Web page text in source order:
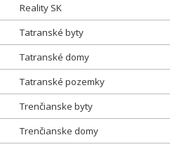
Reality SK
Tatranské byty
Tatranské domy
Tatranské pozemky
Trenčianske byty
Trenčianske domy